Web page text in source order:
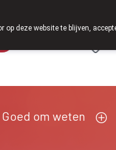
Goed om weten
deze website te blijven,